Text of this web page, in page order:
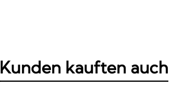
Kunden kauften auch